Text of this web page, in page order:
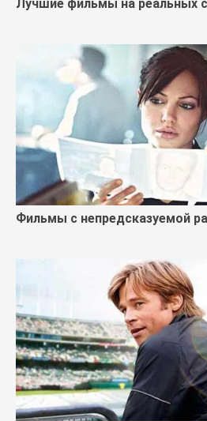
Лучшие фильмы на реальных
Фильмы с непредсказуемой